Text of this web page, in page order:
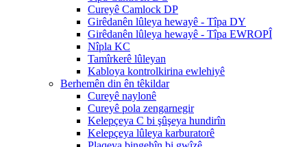
Cureyê Camlock DP
Girêdanên lûleya hewayê - Tîpa DY
Girêdanên lûleya hewayê - Tîpa EWROPÎ
Nîpla KC
Tamîrkerê lûleyan
Kabloya kontrolkirina ewlehiyê
Berhemên din ên têkildar
Cureyê naylonê
Cureyê pola zengarnegir
Kelepçeya C bi şûşeya hundirîn
Kelepçeya lûleya karburatorê